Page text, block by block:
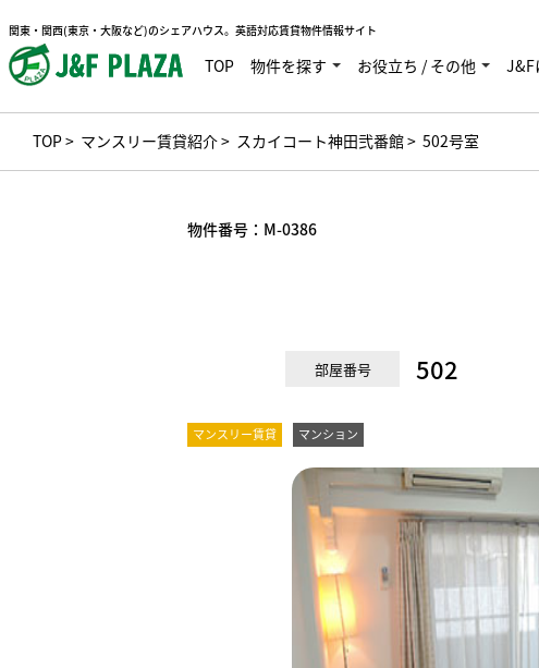
関東・関西(東京・大阪など)のシェアハウス。英語対応賃貸物件情報サイト
TOP 物件を探す お役立ち / その他 J&F
TOP> マンスリー賃貸紹介> スカイコート神田弐番館> 502号室
物件番号： M-0386
部屋番号 502
マンスリー賃貸 マンション